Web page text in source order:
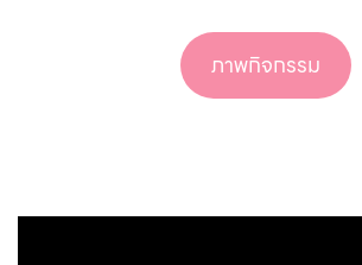
ภาพกิจกรรม